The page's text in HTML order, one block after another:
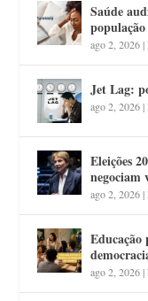
Saúde
ago 2, 2026|
Jet Lag:
ago 2, 2026|
Eleições
negociam
ago 2, 2026|
Educação
ago 2, 2026|